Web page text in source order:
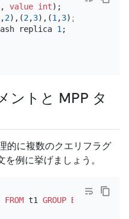
, value int
,2),(2,3),(1 ,3
replica 1 ;
ントと MPP タ
的に複数のクエリフラグ
例に挙げましょう。
FROM t1 GROUP BY